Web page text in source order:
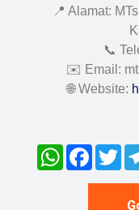
📍 Alamat:
📞
✉️ Email:
🌐 Website:
WhatsApp